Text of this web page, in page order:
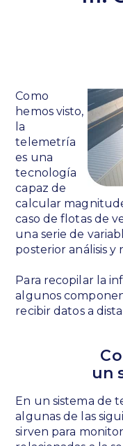
Como
hemos visto,
la
telemetría
es una
tecnología
capaz de
calcular
caso de flotas de
una serie de
posterior análisis y
Para recopilar la
algunos
recibir datos a
un
En un sistema de
algunas de las
sirven para